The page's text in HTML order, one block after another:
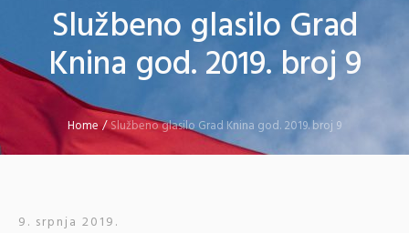
Službeno glasilo Grad
Knina god. 2019. broj 9
Home /Službeno glasilo Grad Knina god. 2019. broj 9
9. srpnja 2019.